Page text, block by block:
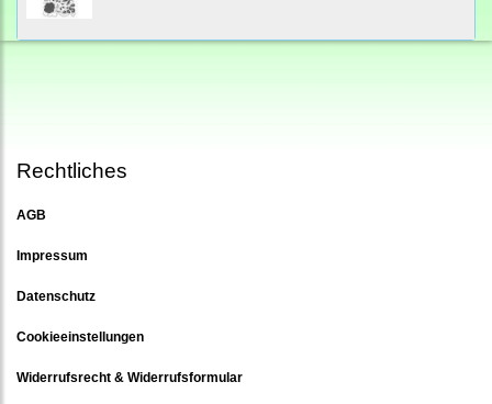
Rechtliches
AGB
Impressum
Datenschutz
Cookieeinstellungen
Widerrufsrecht & Widerrufsformular